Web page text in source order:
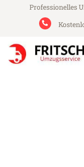
Professionelles